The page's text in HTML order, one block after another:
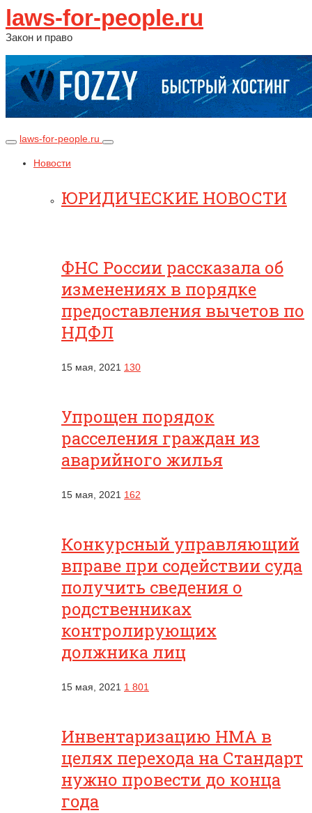
laws-for-people.ru
Закон и право
laws-for-people.ru
Новости
ЮРИДИЧЕСКИЕ НОВОСТИ
ФНС России рассказала об
изменениях в порядке
предоставления вычетов по
НДФЛ
15 мая, 2021 130
Упрощен порядок
расселения граждан из
аварийного жилья
15 мая, 2021 162
Конкурсный управляющий
вправе при содействии суда
получить сведения о
родственниках
контролирующих
должника лиц
15 мая, 2021 1 801
Инвентаризацию НМА в
целях перехода на Стандарт
нужно провести до конца
года